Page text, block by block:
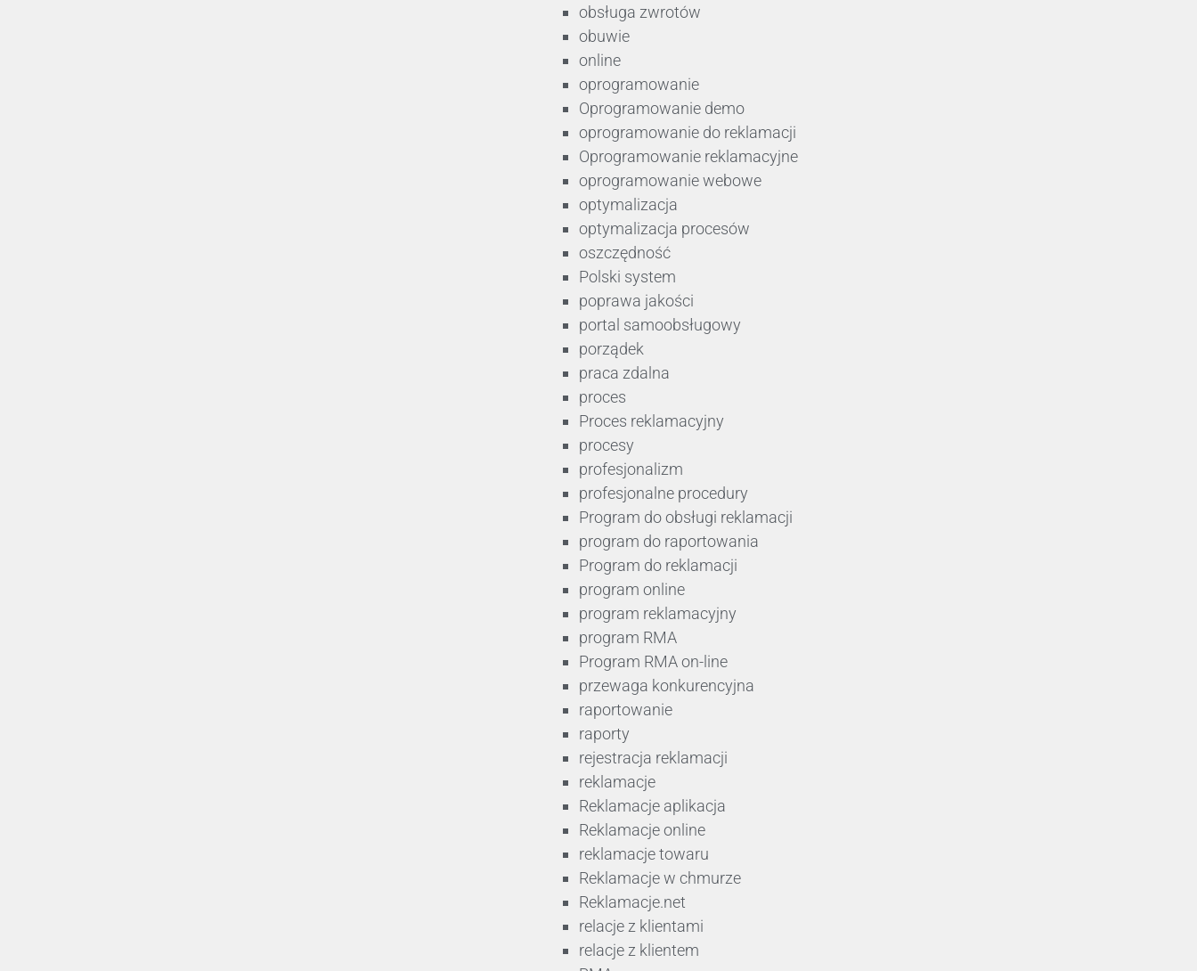
obsługa zwrotów
obuwie
online
oprogramowanie
Oprogramowanie demo
oprogramowanie do reklamacji
Oprogramowanie reklamacyjne
oprogramowanie webowe
optymalizacja
optymalizacja procesów
oszczędność
Polski system
poprawa jakości
portal samoobsługowy
porządek
praca zdalna
proces
Proces reklamacyjny
procesy
profesjonalizm
profesjonalne procedury
Program do obsługi reklamacji
program do raportowania
Program do reklamacji
program online
program reklamacyjny
program RMA
Program RMA on-line
przewaga konkurencyjna
raportowanie
raporty
rejestracja reklamacji
reklamacje
Reklamacje aplikacja
Reklamacje online
reklamacje towaru
Reklamacje w chmurze
Reklamacje.net
relacje z klientami
relacje z klientem